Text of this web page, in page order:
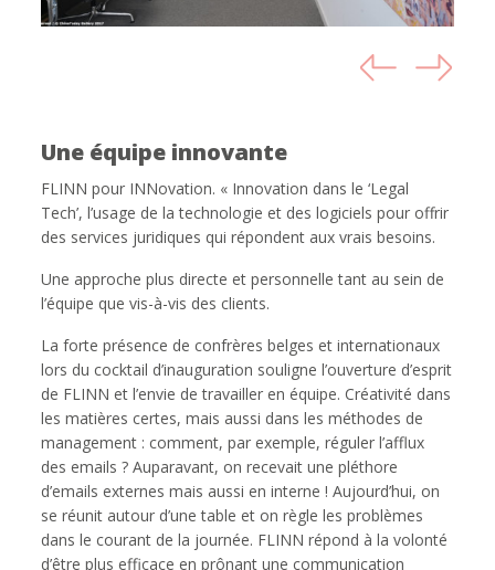
Une équipe innovante
FLINN pour INNovation. « Innovation dans le ‘Legal
Tech’, l’usage de la technologie et des logiciels pour offrir
des services juridiques qui répondent aux vrais besoins.
Une approche plus directe et personnelle tant au sein de
l’équipe que vis-à-vis des clients.
La forte présence de confrères belges et internationaux
lors du cocktail d’inauguration souligne l’ouverture d’esprit
de FLINN et l’envie de travailler en équipe. Créativité dans
les matières certes, mais aussi dans les méthodes de
management : comment, par exemple, réguler l’afflux
des emails ? Auparavant, on recevait une pléthore
d’emails externes mais aussi en interne ! Aujourd’hui, on
se réunit autour d’une table et on règle les problèmes
dans le courant de la journée. FLINN répond à la volonté
d’être plus efficace en prônant une communication